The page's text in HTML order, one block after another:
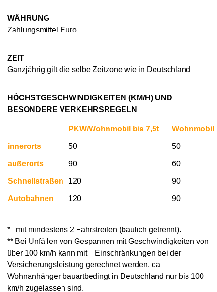
WÄHRUNG
Zahlungsmittel Euro.
ZEIT
Ganzjährig gilt die selbe Zeitzone wie in Deutschland
HÖCHSTGESCHWINDIGKEITEN (KM/H) UND
BESONDERE VERKEHRSREGELN
PKW/Wohnmobil bis 7,5t Wohnmobil
innerorts 50 50
außerorts 90 60
Schnellstraßen 120 90
Autobahnen 120 90
* mit mindestens 2 Fahrstreifen (baulich getrennt).
** Bei Unfällen von Gespannen mit Geschwindigkeiten von
über 100 km/h kann mit Einschränkungen bei der
Versicherungsleistung gerechnet werden, da
Wohnanhänger bauartbedingt in Deutschland nur bis 100
km/h zugelassen sind.